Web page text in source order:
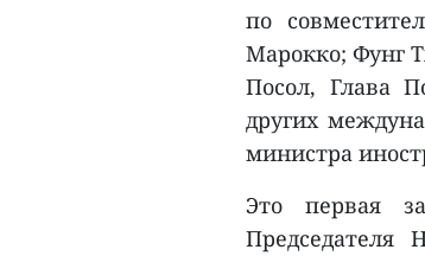
по
Марокко; Фунг
Посол, Глава
других
министра
Это первая
Председателя